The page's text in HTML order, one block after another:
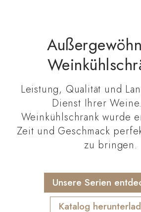
Leistung, Qualität und
Dienst Ihrer
Weinkühlschrank wurde
Zeit und Geschmack
zu bringen.
Unsere Serien
Katalog